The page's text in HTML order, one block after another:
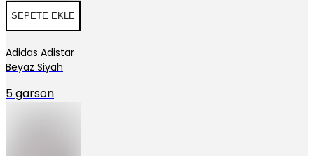
SEPETE EKLE
Adidas Adistar
Beyaz Siyah
5 garson